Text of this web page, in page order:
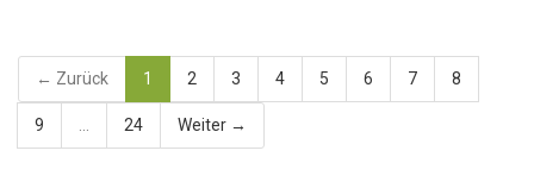
← Zurück 1 2 3 4 5 6 7 8
9 24 Weiter →